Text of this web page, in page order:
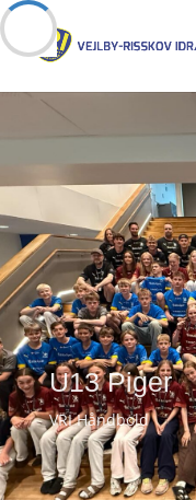
U13 Piger
VRI Håndbold